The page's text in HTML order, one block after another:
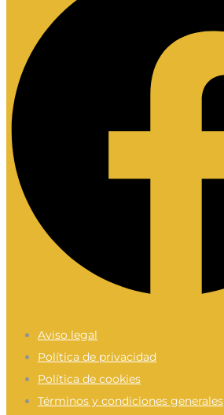
Aviso legal
Política de privacidad
Política de cookies
Términos y condiciones generales